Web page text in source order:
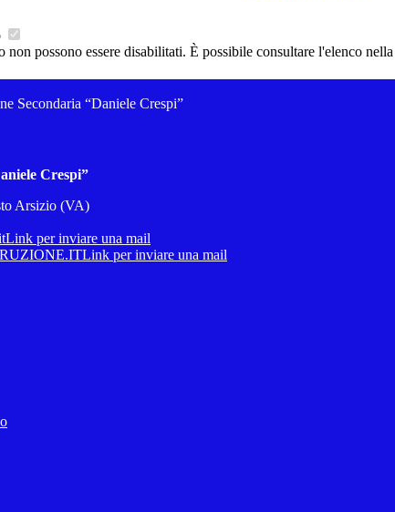
possono essere disabilitati. È possibile consultare l'elenco
Secondaria “Daniele Crespi”
Crespi”
Arsizio (VA)
Link per inviare una mail
Link per inviare una mail